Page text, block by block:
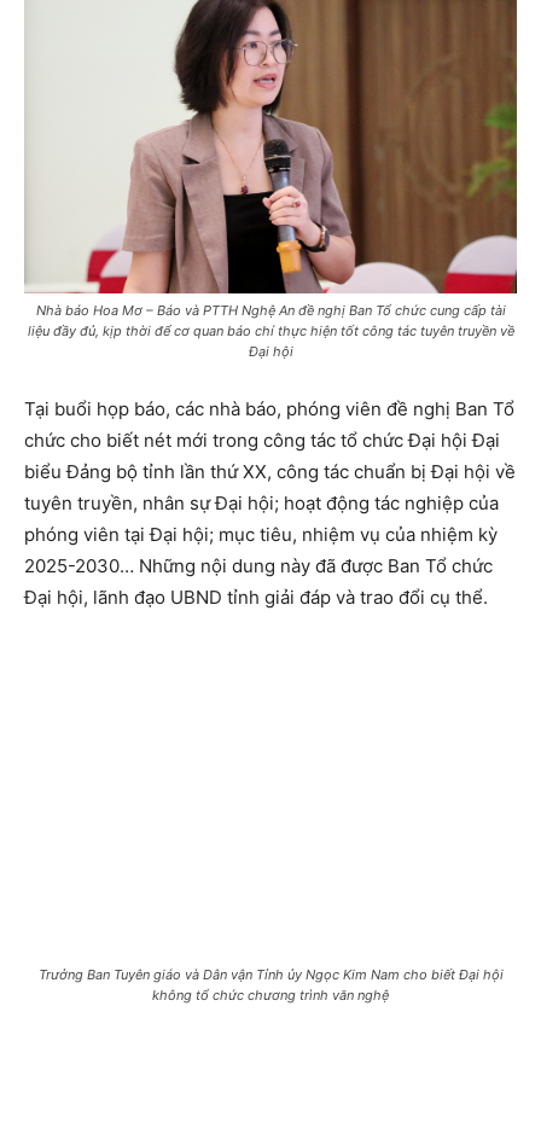
Nhà báo Hoa Mơ – Báo và PTTH Nghệ An đề nghị Ban Tổ chức cung cấp tài
liệu đầy đủ, kịp thời để cơ quan báo chí thực hiện tốt công tác tuyên truyền về
Đại hội
Tại buổi họp báo, các nhà báo, phóng viên đề nghị Ban Tổ
chức cho biết nét mới trong công tác tổ chức Đại hội Đại
biểu Đảng bộ tỉnh lần thứ XX, công tác chuẩn bị Đại hội về
tuyên truyền, nhân sự Đại hội; hoạt động tác nghiệp của
phóng viên tại Đại hội; mục tiêu, nhiệm vụ của nhiệm kỳ
2025-2030… Những nội dung này đã được Ban Tổ chức
Đại hội, lãnh đạo UBND tỉnh giải đáp và trao đổi cụ thể.
Trưởng Ban Tuyên giáo và Dân vận Tỉnh ủy Ngọc Kim Nam cho biết Đại hội
không tổ chức chương trình văn nghệ